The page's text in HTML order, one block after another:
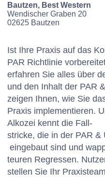
Bautzen, Best Western
Wendischer Graben 20
02625 Bautzen
Ist Ihre Praxis auf das
PAR Richtlinie
erfahren Sie alles über
und den Inhalt der PAR
zeigen Ihnen, wie Sie
Praxis implementieren.
Alkozei kennt die Fall-
stricke, die in der PAR
eingebaut sind und
teuren Regressen.
stellen Sie Ihr